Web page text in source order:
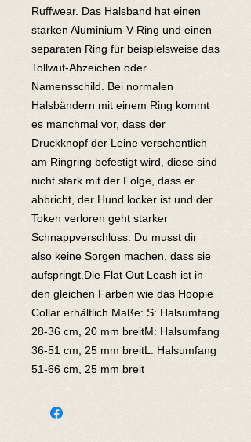
Ruffwear. Das Halsband hat einen
starken Aluminium-V-Ring und einen
separaten Ring für beispielsweise das
Tollwut-Abzeichen oder
Namensschild. Bei normalen
Halsbändern mit einem Ring kommt
es manchmal vor, dass der
Druckknopf der Leine versehentlich
am Ringring befestigt wird, diese sind
nicht stark mit der Folge, dass er
abbricht, der Hund locker ist und der
Token verloren geht starker
Schnappverschluss. Du musst dir
also keine Sorgen machen, dass sie
aufspringt.Die Flat Out Leash ist in
den gleichen Farben wie das Hoopie
Collar erhältlich.Maße: S: Halsumfang
28-36 cm, 20 mm breitM: Halsumfang
36-51 cm, 25 mm breitL: Halsumfang
51-66 cm, 25 mm breit